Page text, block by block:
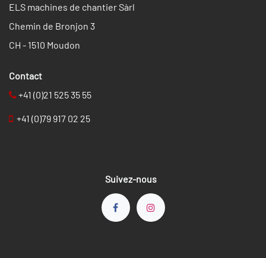
ELS machines de chantier Sàrl
Chemin de Bronjon 3
CH - 1510 Moudon
​​Contact
+41 (0)21 525 35 55
+41 (0)79 917 02 25
Suivez-nous